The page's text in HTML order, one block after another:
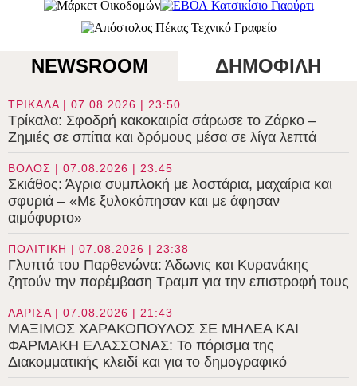
NEWSROOM ΔΗΜΟΦΙΛΗ
ΤΡΙΚΑΛΑ | 07.08.2026 | 23:50
Τρίκαλα: Σφοδρή κακοκαιρία σάρωσε το Ζάρκο –
Ζημιές σε σπίτια και δρόμους μέσα σε λίγα λεπτά
ΒΟΛΟΣ | 07.08.2026 | 23:45
Σκιάθος: Άγρια συμπλοκή με λοστάρια, μαχαίρια και
σφυριά – «Με ξυλοκόπησαν και με άφησαν
αιμόφυρτο»
ΠΟΛΙΤΙΚΗ | 07.08.2026 | 23:38
Γλυπτά του Παρθενώνα: Άδωνις και Κυρανάκης
ζητούν την παρέμβαση Τραμπ για την επιστροφή τους
ΛΑΡΙΣΑ | 07.08.2026 | 21:43
ΜΑΞΙΜΟΣ ΧΑΡΑΚΟΠΟΥΛΟΣ ΣΕ ΜΗΛΕΑ ΚΑΙ
ΦΑΡΜΑΚΗ ΕΛΑΣΣΟΝΑΣ: Το πόρισμα της
Διακομματικής κλειδί και για το δημογραφικό